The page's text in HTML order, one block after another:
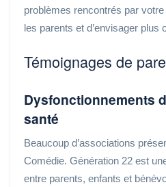
problèmes rencontrés par
les parents et d’envisager plus
Témoignages de
Dysfonctionnements
santé
Beaucoup d’associations
Comédie. Génération 22 est
entre parents, enfants et